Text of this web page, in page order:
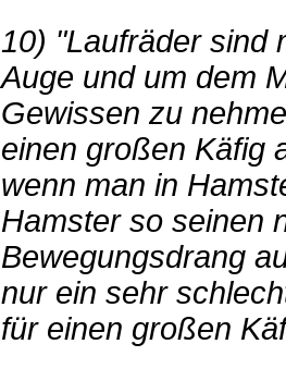
10) "Laufräder sind
Auge und um dem
Gewissen zu
einen großen Käfig
wenn man in
Hamster so seinen
Bewegungsdrang
nur ein sehr
für einen großen